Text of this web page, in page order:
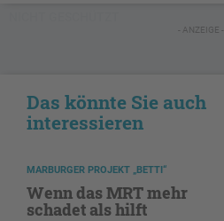
- ANZEIGE -
Das könnte Sie auch
interessieren
MARBURGER PROJEKT „BETTI“
Wenn das MRT mehr
schadet als hilft